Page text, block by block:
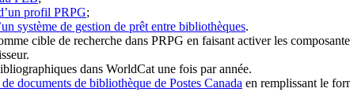
profil PRPG;
système de gestion de prêt entre bibliothèques.
cible de recherche dans PRPG en faisant activer les
.
dans WorldCat une fois par année.
documents de bibliothèque de Postes Canada en remplissant le